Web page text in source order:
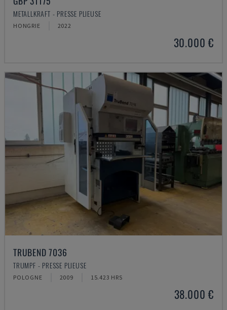
METALLKRAFT - PRESSE PLIEUSE
HONGRIE 2022
30.000 €
TRUBEND 7036
TRUMPF - PRESSE PLIEUSE
POLOGNE 2009 15.423 HRS
38.000 €